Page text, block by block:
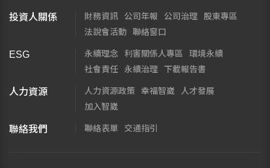
投資人關係 財務資訊 公司年報 公司治理
股東專區
法說會活動
聯絡窗口
ESG 永續理念 利害關係人專區
環境永續
社會責任
永續治理 下載報告書
人力資源 人力資源政策 幸福智崴
人才發展
加入智崴
聯絡我們 聯絡表單 交通指引